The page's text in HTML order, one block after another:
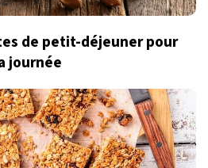
de petit-déjeuner pour
journée